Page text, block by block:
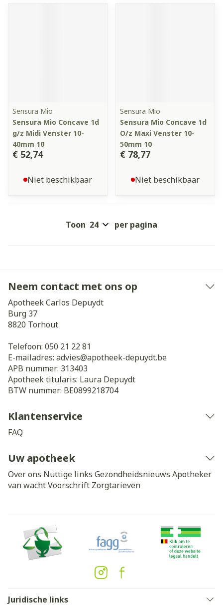
Sensura Mio
Sensura Mio Concave 1d
g/z Midi Venster 10-
40mm 10
€ 52,74
Niet beschikbaar
Sensura Mio
Sensura Mio Concave 1d
O/z Maxi Venster 10-
50mm 10
€ 78,77
Niet beschikbaar
Toon per pagina
Neem contact met ons op
Apotheek Carlos Depuydt
Burg 37
8820 Torhout
Telefoon: 050 21 22 81
E-mailadres: advies@apotheek-depuydt.be
APB nummer: 313403
Apotheek titularis: Laura Depuydt
BTW nummer: BE0899218704
Klantenservice
FAQ
Uw apotheek
Over ons Nuttige links Gezondheidsnieuws Apotheker
van wachtVoorschrift Zorgtarieven
Juridische links